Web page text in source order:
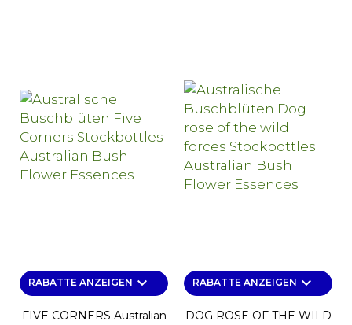
RABATTE ANZEIGEN keyboard_arrow_down
FIVE CORNERS Australian
RABATTE ANZEIGEN keyboard_arrow_down
DOG ROSE OF THE WILD